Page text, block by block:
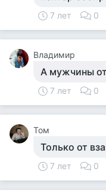
7 лет 0
Владимир
А мужчины
7 лет 0
Том
Только от
7 лет 0